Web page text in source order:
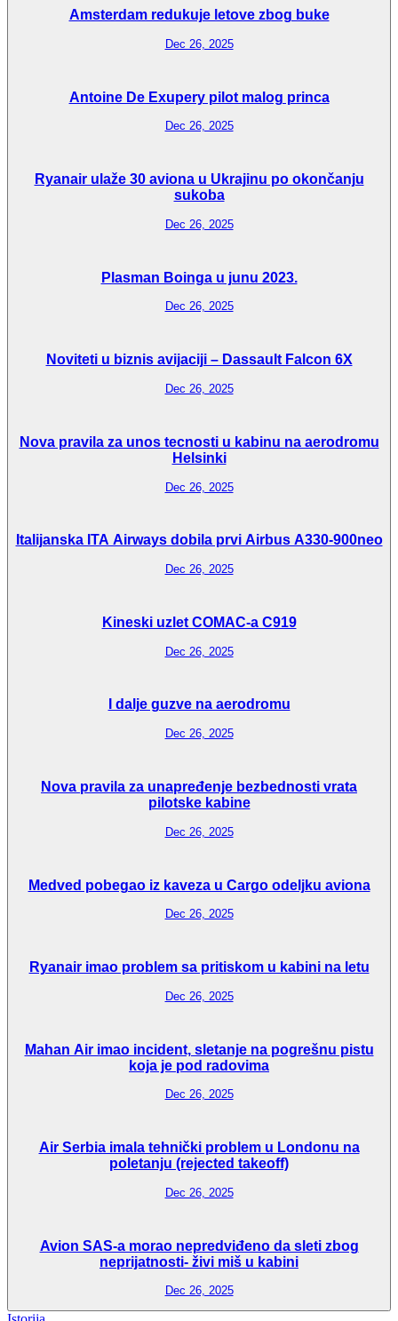
Amsterdam redukuje letove zbog buke
Dec 26, 2025
Antoine De Exupery pilot malog princa
Dec 26, 2025
Ryanair ulaže 30 aviona u Ukrajinu po okončanju
sukoba
Dec 26, 2025
Plasman Boinga u junu 2023.
Dec 26, 2025
Noviteti u biznis avijaciji – Dassault Falcon 6X
Dec 26, 2025
Nova pravila za unos tecnosti u kabinu na aerodromu
Helsinki
Dec 26, 2025
Italijanska ITA Airways dobila prvi Airbus A330-900neo
Dec 26, 2025
Kineski uzlet COMAC-a C919
Dec 26, 2025
I dalje guzve na aerodromu
Dec 26, 2025
Nova pravila za unapređenje bezbednosti vrata
pilotske kabine
Dec 26, 2025
Medved pobegao iz kaveza u Cargo odeljku aviona
Dec 26, 2025
Ryanair imao problem sa pritiskom u kabini na letu
Dec 26, 2025
Mahan Air imao incident, sletanje na pogrešnu pistu
koja je pod radovima
Dec 26, 2025
Air Serbia imala tehnički problem u Londonu na
poletanju (rejected takeoff)
Dec 26, 2025
Avion SAS-a morao nepredviđeno da sleti zbog
neprijatnosti- živi miš u kabini
Dec 26, 2025